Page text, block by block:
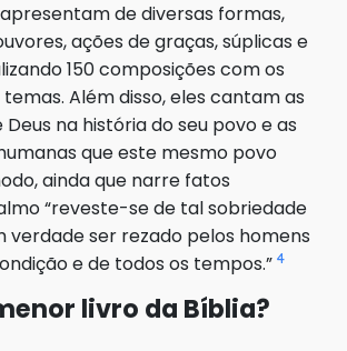
de diversas formas,
ações de graças, súplicas e
150 composições com os
Além disso, eles cantam as
na história do seu povo e as
que este mesmo povo
ainda que narre fatos
“reveste-se de tal sobriedade
verdade ser rezado pelos homens
e de todos os tempos.” 4
livro da Bíblia?